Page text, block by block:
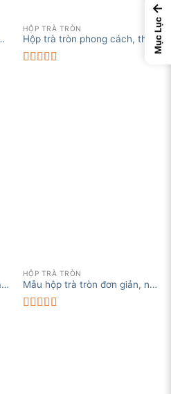
HỘP TRÀ TRÒN
Hộp trà tròn phong cách, thiết
kế sáng tạo
HỘP TRÀ TRÒN
Mẫu hộp trà tròn đơn giản, nhẹ
nhàng
←
Mục Lục